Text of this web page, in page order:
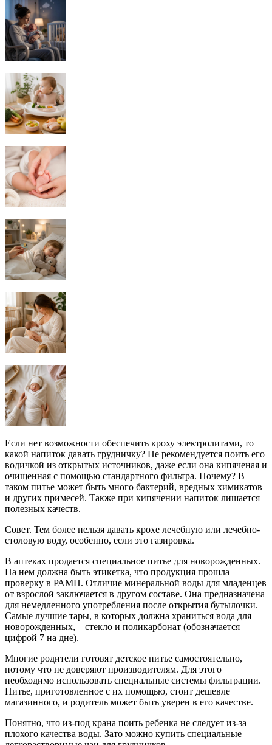
Если нет возможности обеспечить кроху электролитами, то
какой напиток давать грудничку? Не рекомендуется поить его
водичкой из открытых источников, даже если она кипяченая и
очищенная с помощью стандартного фильтра. Почему? В
таком питье может быть много бактерий, вредных химикатов
и других примесей. Также при кипячении напиток лишается
полезных качеств.
Совет. Тем более нельзя давать крохе лечебную или лечебно-
столовую воду, особенно, если это газировка.
В аптеках продается специальное питье для новорожденных.
На нем должна быть этикетка, что продукция прошла
проверку в РАМН. Отличие минеральной воды для младенцев
от взрослой заключается в другом составе. Она предназначена
для немедленного употребления после открытия бутылочки.
Самые лучшие тары, в которых должна храниться вода для
новорожденных, – стекло и поликарбонат (обозначается
цифрой 7 на дне).
Многие родители готовят детское питье самостоятельно,
потому что не доверяют производителям. Для этого
необходимо использовать специальные системы фильтрации.
Питье, приготовленное с их помощью, стоит дешевле
магазинного, и родитель может быть уверен в его качестве.
Понятно, что из-под крана поить ребенка не следует из-за
плохого качества воды. Зато можно купить специальные